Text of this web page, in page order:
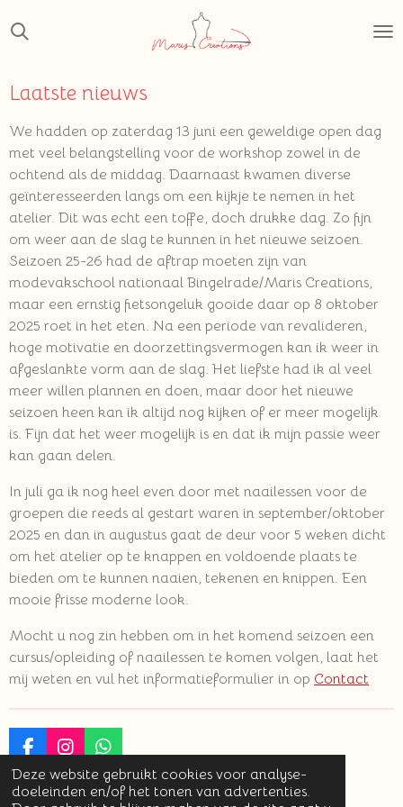
Deze website gebruikt cookies voor analyse-
doeleinden en/of het tonen van advertenties.
direct
de
hoofdinhoud
Laatste nieuws
We hadden op zaterdag 13 juni een geweldige open dag
met veel belangstelling voor de workshop zowel in de
ochtend als de middag. Daarnaast kwamen diverse
geïnteresseerden langs om een kijkje te nemen in het
atelier. Dit was echt een toffe, doch drukke dag. Zo fijn
om weer aan de slag te kunnen in het nieuwe seizoen.
Seizoen 25-26 had de aftrap moeten zijn van
modevakschool nationaal Bingelrade/Maris Creations,
maar een ernstig fietsongeluk gooide daar op 8 oktober
2025 roet in het eten. Na een periode van revalideren,
hoge motivatie en doorzettingsvermogen kan ik weer in
afgeslankte vorm aan de slag. Het liefste had ik al veel
meer willen plannen en doen, maar door het nieuwe
seizoen heen kan ik altijd nog kijken of er meer mogelijk
is. Fijn dat het weer mogelijk is en dat ik mijn passie weer
kan gaan delen.
In juli ga ik nog heel even door met naailessen voor de
groepen die reeds al gestart waren in september/oktober
2025 en dan in augustus gaat de deur voor 5 weken dicht
om het atelier op te knappen en voldoende plaats te
bieden om te kunnen naaien, tekenen en knippen. Een
mooie frisse moderne look.
Mocht u nog zin hebben om in het komend seizoen een
cursus/opleiding of naailessen te komen volgen, laat het
mij weten en vul het informatieformulier in op Contact
F
a
c
I
n
s
W
h
a
© 2023 - 2026 Maris Creations
Powered byJouwWeb